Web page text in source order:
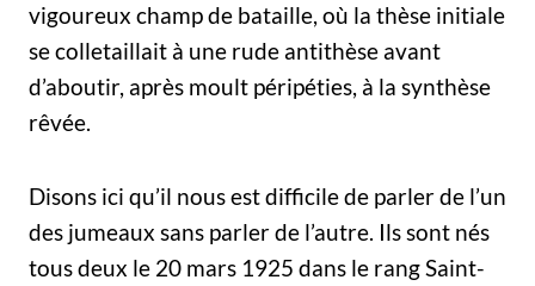
vigoureux champ de bataille, où la thèse initiale
se colletaillait à une rude antithèse avant
d’aboutir, après moult péripéties, à la synthèse
rêvée.
Disons ici qu’il nous est difficile de parler de l’un
des jumeaux sans parler de l’autre. Ils sont nés
tous deux le 20 mars 1925 dans le rang Saint-